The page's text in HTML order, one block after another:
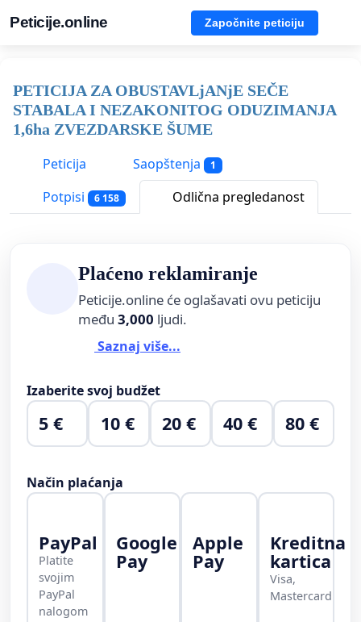
Peticije.online Započnite peticiju
PETICIJA ZA OBUSTAVLjANjE SEČE
STABALA I NEZAKONITOG ODUZIMANJA
1,6ha ZVEZDARSKE ŠUME
Peticija
Saopštenja 1
Potpisi 6 158 Odlična pregledanost
Plaćeno reklamiranje
Peticije.online će oglašavati ovu peticiju
među 3,000 ljudi.
Saznaj više...
Izaberite svoj budžet
5 € 10 € 20 € 40 € 80 €
Način plaćanja
PayPal
Platite
svojim
PayPal
nalogom
Google
Pay
Apple
Pay
Kreditna
kartica
Visa,
Mastercard